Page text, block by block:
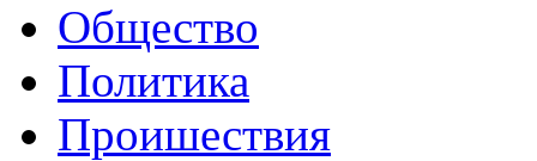
Общество
Политика
Проишествия